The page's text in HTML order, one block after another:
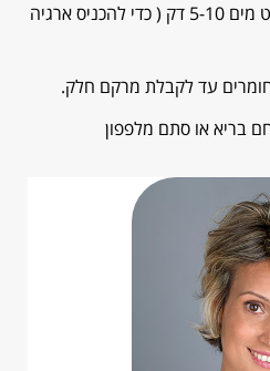
1.מאדים את גוש הטופו עם מעט מים 5-10 דק ( כדי להכניס ארגיה